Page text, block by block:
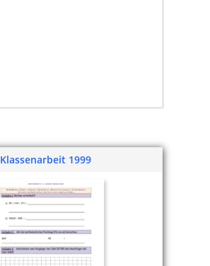
Klassenarbeit 1999